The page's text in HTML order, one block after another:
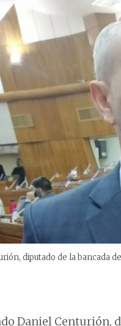
diputado de la bancada
Daniel Centurión,